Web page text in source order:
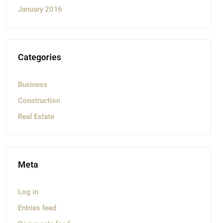
January 2016
Categories
Business
Construction
Real Estate
Meta
Log in
Entries feed